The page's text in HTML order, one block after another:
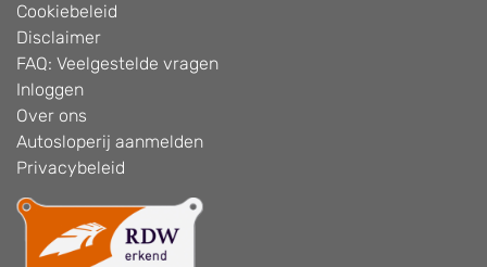
Cookiebeleid
Disclaimer
FAQ: Veelgestelde vragen
Inloggen
Over ons
Autosloperij aanmelden
Privacybeleid